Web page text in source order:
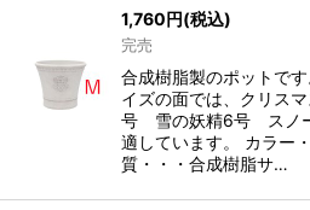
1,760円(税込)
完売
合成樹脂製のポットで
イズの面では、クリス
号 雪の妖精6号 スノ
適しています。 カラー
質・・・合成樹脂サ…